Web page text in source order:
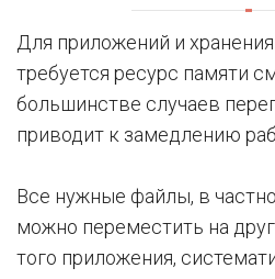
Для приложений и
требуется ресурс памяти
большинстве случаев
приводит к замедлению
Все нужные файлы, в
можно переместить на
того приложения,